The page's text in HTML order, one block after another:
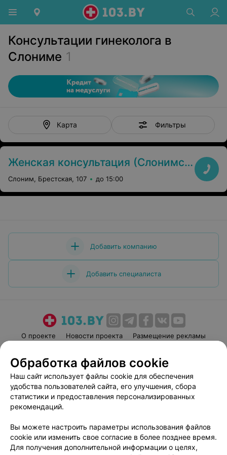
Консультации гинеколога в
Слониме 1
Карта Фильтры
Женская консультация (Слонимская центральная районная больница)
Слоним, Брестская, 107 до 15:00
Добавить компанию
Добавить специалиста
О проекте Новости проекта
Размещение рекламы
Пользовательское соглашение
Способы оплаты
Вакансии
Партнеры
Написать руководителю 103.by
Обработка персональных данных
Обработка файлов cookie
Наш сайт использует файлы cookie для обеспечения
удобства пользователей сайта, его улучшения, сбора
статистики и предоставления персонализированных
рекомендаций.
Вы можете настроить параметры использования файлов
cookie или изменить свое согласие в более позднее время.
Для получения дополнительной информации о целях,